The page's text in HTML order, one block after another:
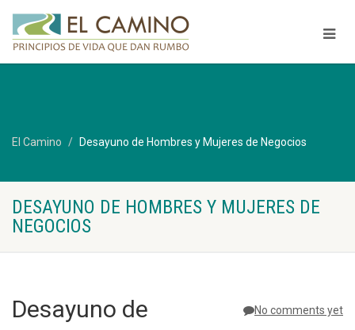
El Camino Desayuno de Hombres y Mujeres de Negocios
DESAYUNO DE HOMBRES Y MUJERES DE
NEGOCIOS
No comments yet
Desayuno de